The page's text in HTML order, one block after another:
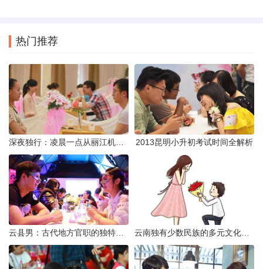
热门推荐
2013昆明小升初考试时间全解析